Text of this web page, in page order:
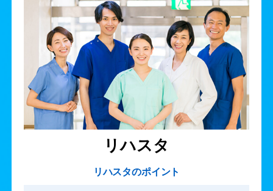
リハスタ
リハスタのポイント